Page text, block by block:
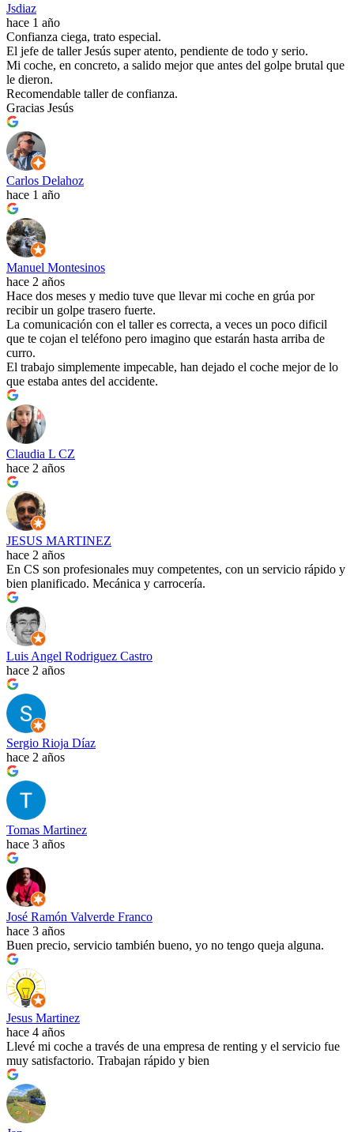
Jsdiaz
hace 1 año
Confianza ciega, trato especial.
El jefe de taller Jesús super atento, pendiente de todo y serio.
Mi coche, en concreto, a salido mejor que antes del golpe brutal que
le dieron.
Recomendable taller de confianza.
Gracias Jesús
Carlos Delahoz
hace 1 año
Manuel Montesinos
hace 2 años
Hace dos meses y medio tuve que llevar mi coche en grúa por
recibir un golpe trasero fuerte.
La comunicación con el taller es correcta, a veces un poco dificil
que te cojan el teléfono pero imagino que estarán hasta arriba de
curro.
El trabajo simplemente impecable, han dejado el coche mejor de lo
que estaba antes del accidente.
Claudia L CZ
hace 2 años
JESUS MARTINEZ
hace 2 años
En CS son profesionales muy competentes, con un servicio rápido y
bien planificado. Mecánica y carrocería.
Luis Angel Rodriguez Castro
hace 2 años
Sergio Rioja Díaz
hace 2 años
Tomas Martinez
hace 3 años
José Ramón Valverde Franco
hace 3 años
Buen precio, servicio también bueno, yo no tengo queja alguna.
Jesus Martinez
hace 4 años
Llevé mi coche a través de una empresa de renting y el servicio fue
muy satisfactorio. Trabajan rápido y bien